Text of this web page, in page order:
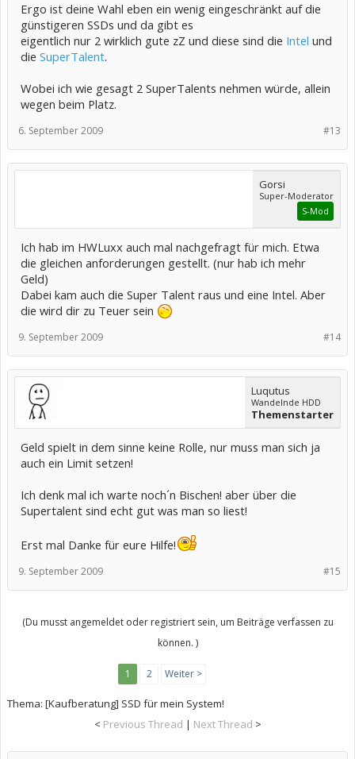
Ergo ist deine Wahl eben ein wenig eingeschränkt auf die
günstigeren SSDs und da gibt es
eigentlich nur 2 wirklich gute zZ und diese sind die Intel und
die SuperTalent.
Wobei ich wie gesagt 2 SuperTalents nehmen würde, allein
wegen beim Platz.
#13
6. September 2009
Gorsi
Super-Moderator
S-Mod
Ich hab im HWLuxx auch mal nachgefragt für mich. Etwa
die gleichen anforderungen gestellt. (nur hab ich mehr
Geld)
Dabei kam auch die Super Talent raus und eine Intel. Aber
die wird dir zu Teuer sein
#14
9. September 2009
Luqutus
Wandelnde HDD
Themenstarter
Geld spielt in dem sinne keine Rolle, nur muss man sich ja
auch ein Limit setzen!
Ich denk mal ich warte noch´n Bischen! aber über die
Supertalent sind echt gut was man so liest!
Erst mal Danke für eure Hilfe!
#15
9. September 2009
(Du musst angemeldet oder registriert sein, um Beiträge verfassen zu
können. )
1 2 Weiter >
Thema: [Kaufberatung] SSD für mein System!
< Previous Thread | Next Thread >